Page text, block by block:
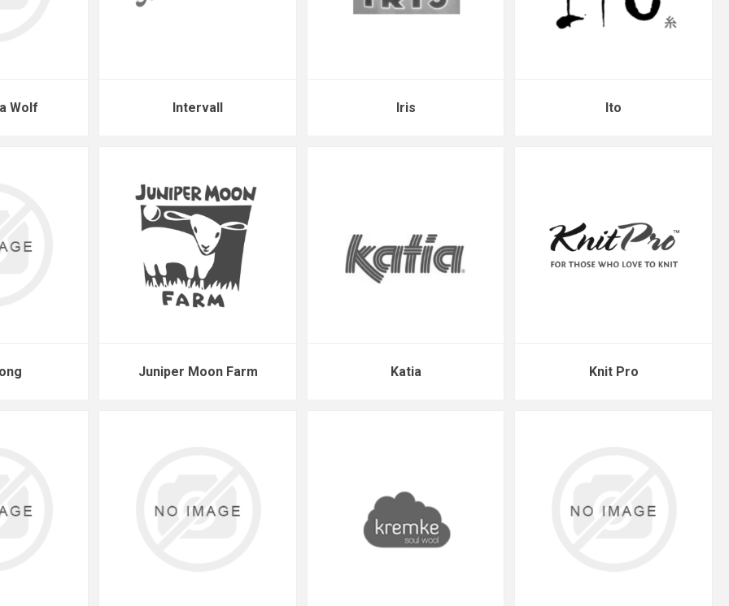
Wolf Intervall Iris Ito
Juniper Moon Farm Katia Knit Pro